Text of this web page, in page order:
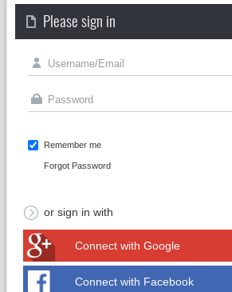
Please sign in
Remember me
Forgot Password
or sign in with
Connect with Google
Connect with Facebook